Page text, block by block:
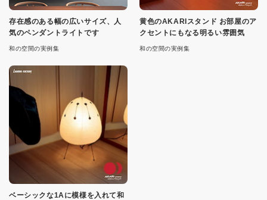
存在感のある幅の広いサイズ、人
気のペンダントライトです
和の空間の実例集
黄色のAKARIスタンド お部屋のア
クセントにもなる明るい雰囲気
和の空間の実例集
ベーシックな1Aに模様を入れて和